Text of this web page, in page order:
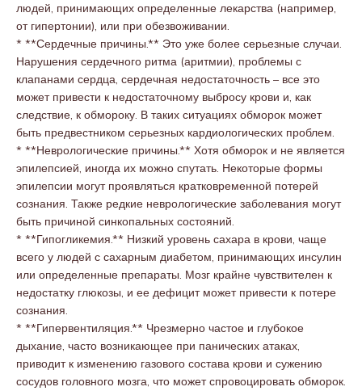
людей, принимающих определенные лекарства (например,
от гипертонии), или при обезвоживании.
* **Сердечные причины.** Это уже более серьезные случаи.
Нарушения сердечного ритма (аритмии), проблемы с
клапанами сердца, сердечная недостаточность – все это
может привести к недостаточному выбросу крови и, как
следствие, к обмороку. В таких ситуациях обморок может
быть предвестником серьезных кардиологических проблем.
* **Неврологические причины.** Хотя обморок и не является
эпилепсией, иногда их можно спутать. Некоторые формы
эпилепсии могут проявляться кратковременной потерей
сознания. Также редкие неврологические заболевания могут
быть причиной синкопальных состояний.
* **Гипогликемия.** Низкий уровень сахара в крови, чаще
всего у людей с сахарным диабетом, принимающих инсулин
или определенные препараты. Мозг крайне чувствителен к
недостатку глюкозы, и ее дефицит может привести к потере
сознания.
* **Гипервентиляция.** Чрезмерно частое и глубокое
дыхание, часто возникающее при панических атаках,
приводит к изменению газового состава крови и сужению
сосудов головного мозга, что может спровоцировать обморок.